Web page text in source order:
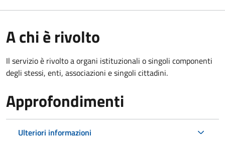
A chi è rivolto
Il servizio è rivolto a organi istituzionali o singoli componenti
degli stessi, enti, associazioni e singoli cittadini.
Approfondimenti
Ulteriori informazioni